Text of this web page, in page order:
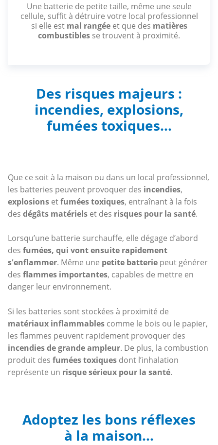
Une batterie de petite taille, même une seule
cellule, suffit à détruire votre local professionnel
si elle est mal rangéeet que des matières
combustibles se trouvent à proximité.
Des risques majeurs :
incendies, explosions,
fumées toxiques...
Que ce soit à la maison ou dans un local professionnel,
les batteries peuvent provoquer des incendies,
explosions etfumées toxiques, entraînant à la fois
des dégâts matériels et des risques pour la santé.
Lorsqu’une batterie surchauffe, elle dégage d’abord
des fumées, qui vont ensuite rapidement
s'enflammer. Même une petite batterie peut générer
des flammes importantes, capables de mettre en
danger leur environnement.
Si les batteries sont stockées à proximité de
matériaux inflammables comme le bois ou le papier,
les flammes peuvent rapidement provoquer des
incendies de grande ampleur. De plus, la combustion
produit des fumées toxiques dont l’inhalation
représente un risque sérieux pour la santé.
Adoptez les bons réflexes
à la maison...